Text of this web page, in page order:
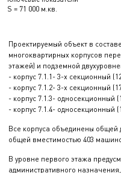
S = 71 000 м.кв.
Проектируемый объект в
многоквартирных корпусов
этажей) и подземной
- корпус 7.1.1- 3-х секционный
- корпус 7.1.2- 3-х секционный
- корпус 7.1.3- односекционный
- корпус 7.1.4- односекционный
Все корпуса объединены общей
общей вместимостью 403
В уровне первого этажа
административного